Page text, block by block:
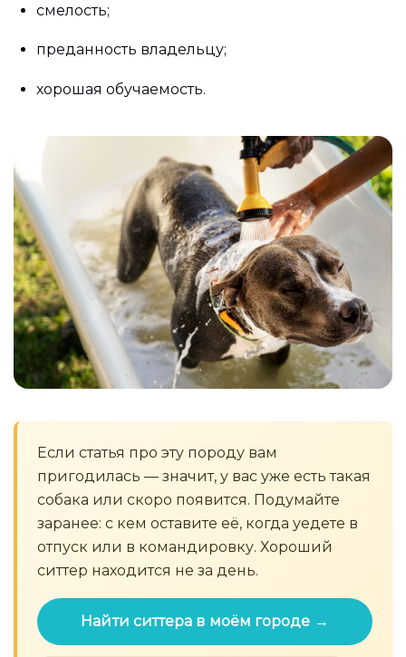
смелость;
преданность владельцу;
хорошая обучаемость.
Если статья про эту породу вам
пригодилась — значит, у вас уже есть такая
собака или скоро появится. Подумайте
заранее: с кем оставите её, когда уедете в
отпуск или в командировку. Хороший
ситтер находится не за день.
Найти ситтера в моём городе →